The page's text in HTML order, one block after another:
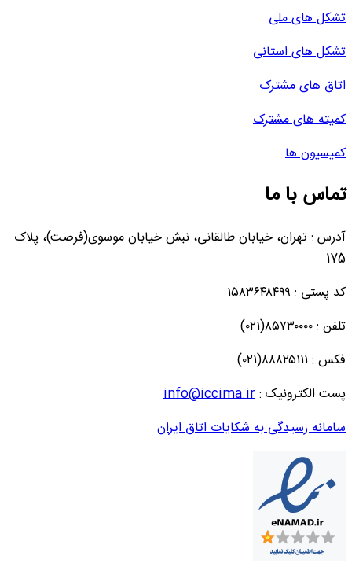
تشکل های ملی
تشکل های استانی
اتاق های مشترک
کمیته های مشترک
کمیسیون ها
تماس با ما
آدرس : تهران، خیابان طالقانی، نبش خیابان موسوی(فرصت)، پلاک
175
کد پستی : ۱۵۸۳۶۴۸۴۹۹
تلفن : ۸۵۷۳۰۰۰۰(۰۲۱)
فکس : ۸۸۸۲۵۱۱۱(۰۲۱)
پست الکترونیک :info@iccima.ir
سامانه رسیدگی به شکایات اتاق ایران